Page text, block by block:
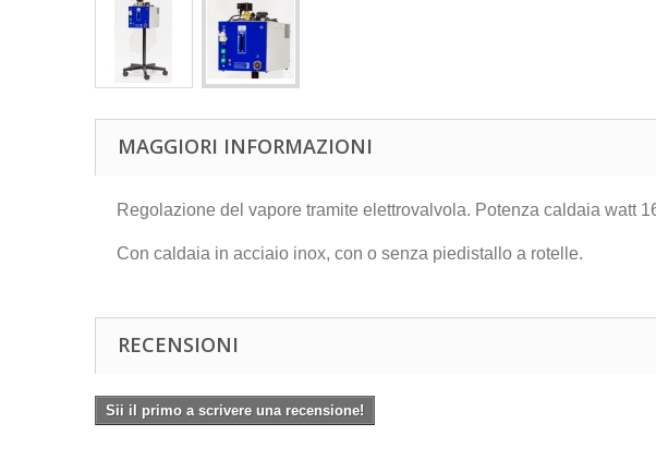
MAGGIORI INFORMAZIONI
Regolazione del vapore tramite elettrovalvola. Potenza caldaia watt
Con caldaia in acciaio inox, con o senza piedistallo a rotelle.
RECENSIONI
Sii il primo a scrivere una recensione!